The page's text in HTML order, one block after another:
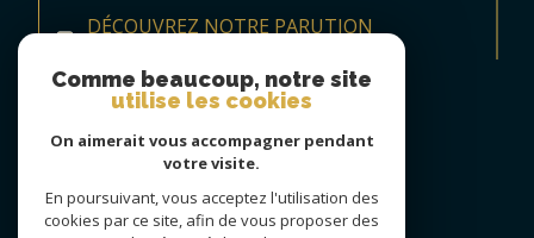
DÉCOUVREZ NOTRE PARUTION
Comme beaucoup, notre site
utilise les cookies
On aimerait vous accompagner pendant
votre visite.
En poursuivant, vous acceptez l'utilisation des
cookies par ce site, afin de vous proposer des